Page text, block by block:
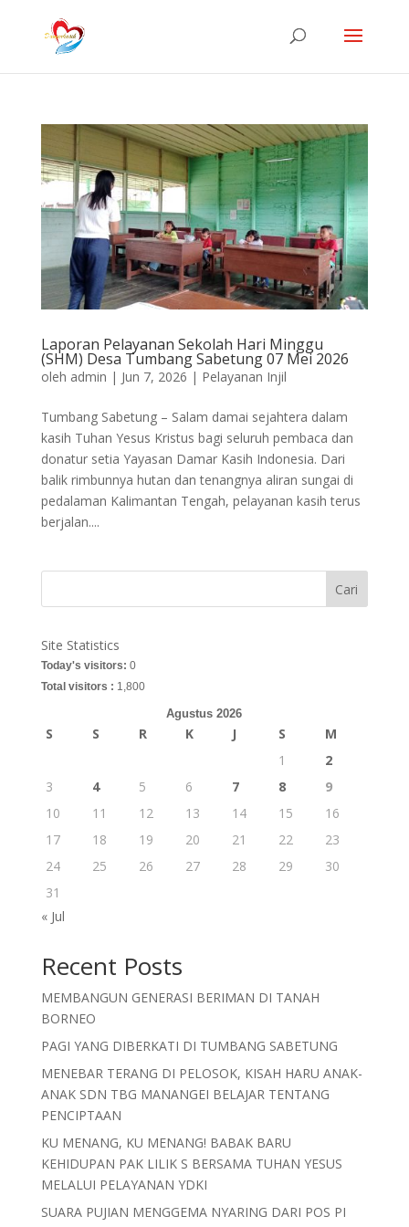
Laporan Pelayanan Sekolah Hari Minggu
(SHM) Desa Tumbang Sabetung 07 Mei 2026
oleh admin | Jun 7, 2026 | Pelayanan Injil
Tumbang Sabetung – Salam damai sejahtera dalam
kasih Tuhan Yesus Kristus bagi seluruh pembaca dan
donatur setia Yayasan Damar Kasih Indonesia. Dari
balik rimbunnya hutan dan tenangnya aliran sungai di
pedalaman Kalimantan Tengah, pelayanan kasih terus
berjalan....
Cari
Site Statistics
Today's visitors: 0
Total visitors : 1,800
Agustus 2026
S S R K J S
M
1
2
3
4 5 6 7 8
9
10
11 12 13 14 15
16
17
18 19 20 21 22
23
24
25 26 27 28 29
30
31
« Jul
Recent Posts
MEMBANGUN GENERASI BERIMAN DI TANAH
BORNEO
PAGI YANG DIBERKATI DI TUMBANG SABETUNG
MENEBAR TERANG DI PELOSOK, KISAH HARU ANAK-
ANAK SDN TBG MANANGEI BELAJAR TENTANG
PENCIPTAAN
KU MENANG, KU MENANG! BABAK BARU
KEHIDUPAN PAK LILIK S BERSAMA TUHAN YESUS
MELALUI PELAYANAN YDKI
SUARA PUJIAN MENGGEMA NYARING DARI POS PI